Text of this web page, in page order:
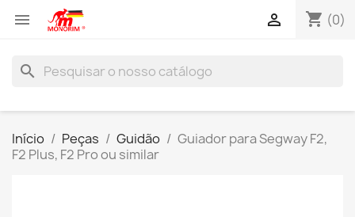
 shopping_cart (0)

search
Início Peças Guidão
Guiador para Segway F2,
F2 Plus, F2 Pro ou similar